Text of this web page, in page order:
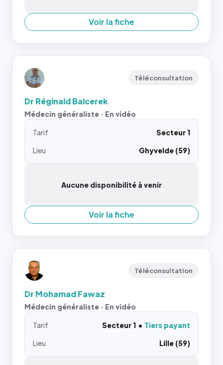
Voir la fiche
Téléconsultation
Dr Réginald Balcerek
Médecin généraliste · En vidéo
Tarif
Secteur 1
Lieu
Ghyvelde (59)
Aucune disponibilité à venir
Voir la fiche
Téléconsultation
Dr Mohamad Fawaz
Médecin généraliste · En vidéo
Tarif Secteur 1
Tiers payant
Lieu
Lille (59)